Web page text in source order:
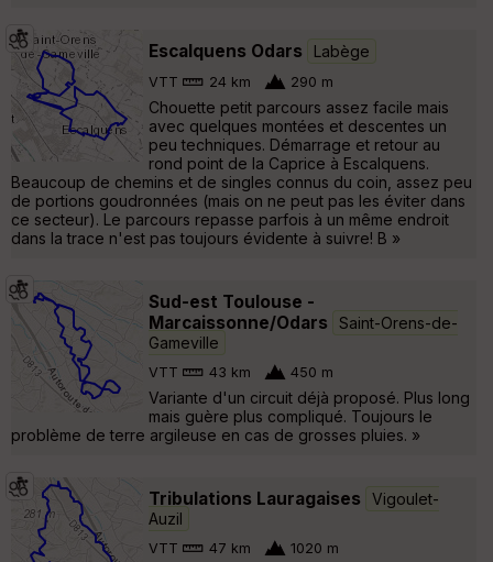
Escalquens Odars Labège
VTT 24 km 290 m
Chouette petit parcours assez facile mais
avec quelques montées et descentes un
peu techniques. Démarrage et retour au
rond point de la Caprice à Escalquens.
Beaucoup de chemins et de singles connus du coin, assez peu
de portions goudronnées (mais on ne peut pas les éviter dans
ce secteur). Le parcours repasse parfois à un même endroit
dans la trace n'est pas toujours évidente à suivre! B »
Sud-est Toulouse -
Marcaissonne/Odars
Saint-Orens-de-
Gameville
VTT 43 km 450 m
Variante d'un circuit déjà proposé. Plus long
mais guère plus compliqué. Toujours le
problème de terre argileuse en cas de grosses pluies. »
Tribulations Lauragaises
Vigoulet-
Auzil
VTT 47 km 1020 m